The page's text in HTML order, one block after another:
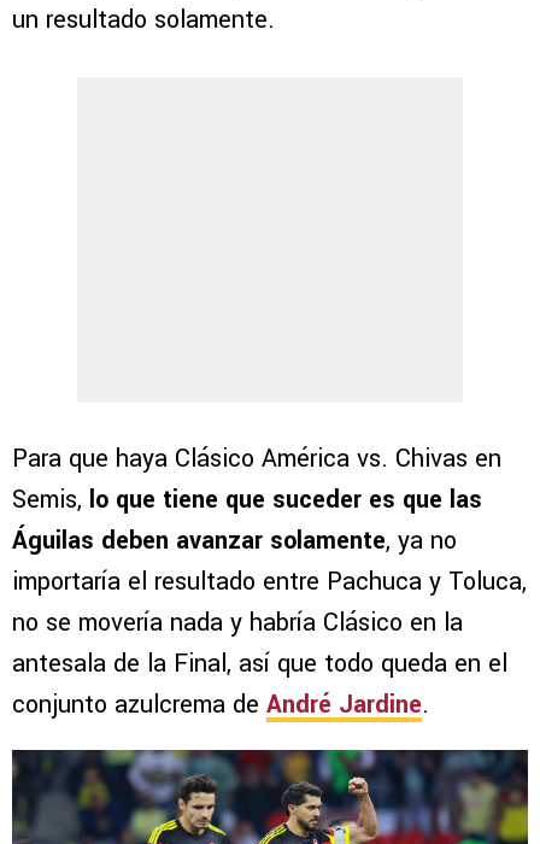
un resultado solamente.
Para que haya Clásico América vs. Chivas en
Semis, lo que tiene que suceder es que las
Águilas deben avanzar solamente, ya no
importaría el resultado entre Pachuca y Toluca,
no se movería nada y habría Clásico en la
antesala de la Final, así que todo queda en el
conjunto azulcrema de André Jardine.